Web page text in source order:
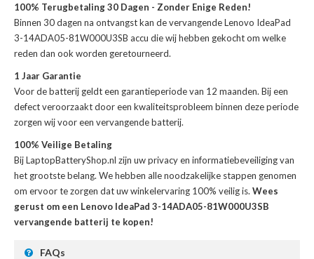
100% Terugbetaling 30 Dagen - Zonder Enige Reden!
Binnen 30 dagen na ontvangst kan devervangende Lenovo IdeaPad
3-14ADA05-81W000U3SB accu die wij hebben gekocht om welke
reden dan ook worden geretourneerd.
1 Jaar Garantie
Voor debatterij geldt een garantieperiode van 12 maanden. Bij een
defect veroorzaakt door een kwaliteitsprobleem binnen deze periode
zorgen wij voor een vervangende batterij.
100% Veilige Betaling
Bij LaptopBatteryShop.nl zijn uw privacy en informatiebeveiliging van
het grootste belang. We hebben alle noodzakelijke stappen genomen
om ervoor te zorgen dat uw winkelervaring 100% veilig is. Wees
gerust om een Lenovo IdeaPad 3-14ADA05-81W000U3SB
vervangende batterij te kopen!
FAQs